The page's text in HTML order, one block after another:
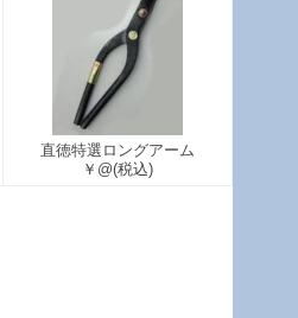
直徳特選ロングアーム
￥@(税込)